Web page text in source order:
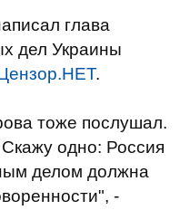
глава
дел Украины
.
тоже послушал.
одно: Россия
делом должна
-